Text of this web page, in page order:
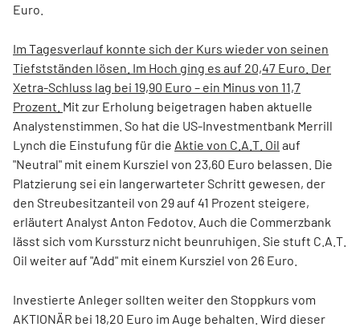
Euro.
Im Tagesverlauf konnte sich der Kurs wieder von seinen
Tiefstständen lösen. Im Hoch ging es auf 20,47 Euro. Der
Xetra-Schluss lag bei 19,90 Euro – ein Minus von 11,7
Prozent. Mit zur Erholung beigetragen haben aktuelle
Analystenstimmen. So hat die US-Investmentbank Merrill
Lynch die Einstufung für die Aktie von C.A.T. Oil auf
"Neutral" mit einem Kursziel von 23,60 Euro belassen. Die
Platzierung sei ein langerwarteter Schritt gewesen, der
den Streubesitzanteil von 29 auf 41 Prozent steigere,
erläutert Analyst Anton Fedotov. Auch die Commerzbank
lässt sich vom Kurssturz nicht beunruhigen. Sie stuft C.A.T.
Oil weiter auf "Add" mit einem Kursziel von 26 Euro.
Investierte Anleger sollten weiter den Stoppkurs vom
AKTIONÄR bei 18,20 Euro im Auge behalten. Wird dieser